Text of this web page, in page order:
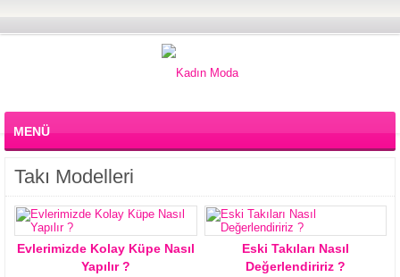
MENÜ
Takı Modelleri
Evlerimizde Kolay Küpe Nasıl
Yapılır ?
Eski Takıları Nasıl
Değerlendiririz ?